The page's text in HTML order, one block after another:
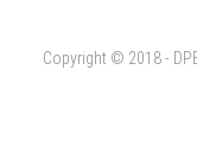
Copyright © 2018 -